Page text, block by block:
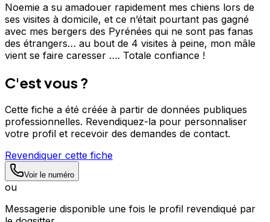
Noemie a su amadouer rapidement mes chiens lors de
ses visites à domicile, et ce n’était pourtant pas gagné
avec mes bergers des Pyrénées qui ne sont pas fanas
des étrangers… au bout de 4 visites à peine, mon mâle
vient se faire caresser …. Totale confiance !
C'est vous ?
Cette fiche a été créée à partir de données publiques
professionnelles. Revendiquez-la pour personnaliser
votre profil et recevoir des demandes de contact.
Revendiquer cette fiche
Voir le numéro
ou
Messagerie disponible une fois le profil revendiqué par